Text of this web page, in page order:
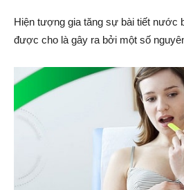
Hiện tượng gia tăng sự bài tiết nước
được cho là gây ra bởi một số